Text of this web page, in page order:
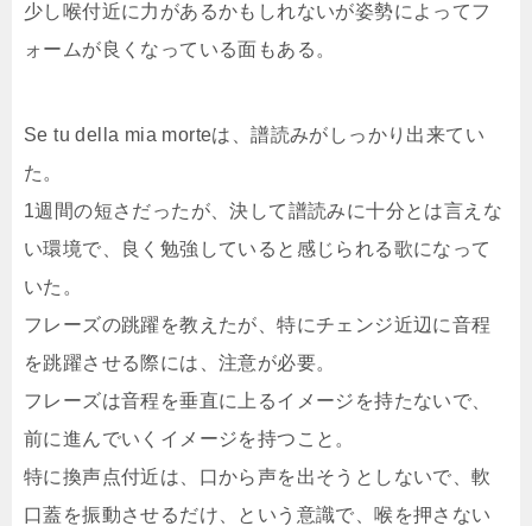
少し喉付近に力があるかもしれないが姿勢によってフ
ォームが良くなっている面もある。
Se tu della mia morteは、譜読みがしっかり出来てい
た。
1週間の短さだったが、決して譜読みに十分とは言えな
い環境で、良く勉強していると感じられる歌になって
いた。
フレーズの跳躍を教えたが、特にチェンジ近辺に音程
を跳躍させる際には、注意が必要。
フレーズは音程を垂直に上るイメージを持たないで、
前に進んでいくイメージを持つこと。
特に換声点付近は、口から声を出そうとしないで、軟
口蓋を振動させるだけ、という意識で、喉を押さない